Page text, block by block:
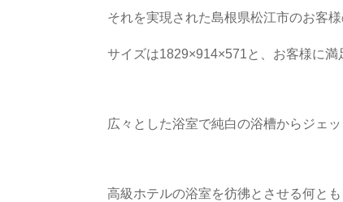
それを実現された島根県松江市のお客
サイズは1829×914×571と、お客様に満
広々とした浴室で純白の浴槽からジェ
高級ホテルの浴室を彷彿とさせる何と